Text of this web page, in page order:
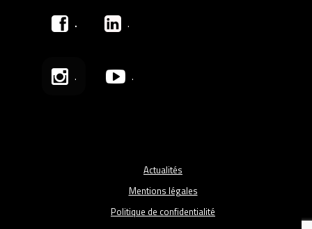
. .
. .
Actualités
Mentions légales
Politique de confidentialité